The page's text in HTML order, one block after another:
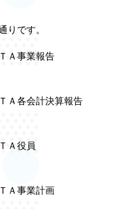
りです。
ＰＴＡ事業報告
Ａ各会計決算報告
度ＰＴＡ役員
ＰＴＡ事業計画